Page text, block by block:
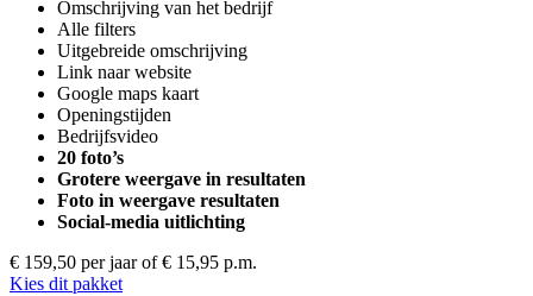
Omschrijving van het bedrijf
Alle filters
Uitgebreide omschrijving
Link naar website
Google maps kaart
Openingstijden
Bedrijfsvideo
20 foto’s
Grotere weergave in resultaten
Foto in weergave resultaten
Social-media uitlichting
€ 159,50 per jaar of € 15,95 p.m.
Kies dit pakket